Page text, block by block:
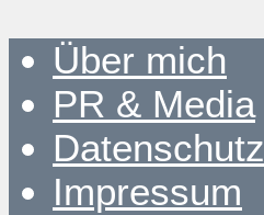
Über mich
PR & Media
Datenschutz
Impressum